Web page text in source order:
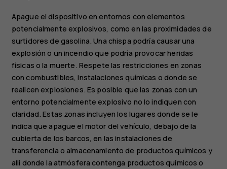
Nokia
130
2017
Apague el dispositivo en entornos con elementos
potencialmente explosivos, como en las proximidades de
surtidores de gasolina. Una chispa podría causar una
explosión o un incendio que podría provocar heridas
físicas o la muerte. Respete las restricciones en zonas
con combustibles, instalaciones químicas o donde se
realicen explosiones. Es posible que las zonas con un
entorno potencialmente explosivo no lo indiquen con
claridad. Estas zonas incluyen los lugares donde se le
indica que apague el motor del vehículo, debajo de la
cubierta de los barcos, en las instalaciones de
transferencia o almacenamiento de productos químicos y
allí donde la atmósfera contenga productos químicos o